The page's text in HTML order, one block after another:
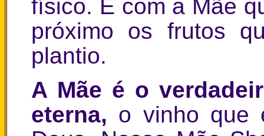
físico. É com a Mãe
próximo os frutos
plantio.
A Mãe é o
eterna, o vinho que